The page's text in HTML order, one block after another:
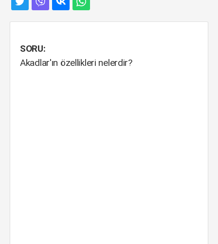
SORU:
Akadlar'ın özellikleri nelerdir?